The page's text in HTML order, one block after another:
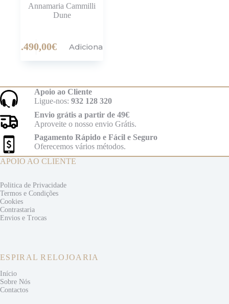
Annamaria Cammilli
Dune
2.490,00€ Adicionar
Apoio ao Cliente
Ligue-nos: 932 128 320
Envio grátis a partir de 49€
Aproveite o nosso envio Grátis.
Pagamento Rápido e Fácil e Seguro
Oferecemos vários métodos.
APOIO AO CLIENTE
Politica de Privacidade
Termos e Condições
Cookies
Contrastaria
Envios e Trocas
ESPIRAL RELOJOARIA
Início
Sobre Nós
Contactos